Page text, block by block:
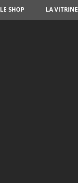
LE SHOP LA VITRINE